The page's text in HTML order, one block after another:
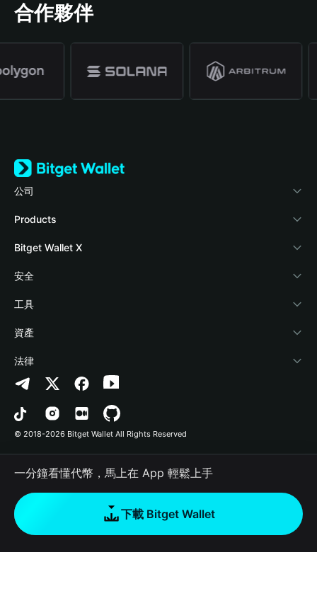
合作夥伴
公司
關於 Bitget Wallet
部落格
學院
加密資訊
幫助中心
‌聯繫我們
品牌資源
工作機會
Products
Crypto Card
Stablecoin Earn
Payfi Crypto
Crypto Swap API
Altcoin Season Index
Prediction Markets
DApp
RWA
如何購買加密貨幣
Bitget Wallet X
開發者文件
連接錢包
Bitget Wallet Pay
合作上架
安全
風險保障基金
安全防護技術
工具
快捷買幣
授權檢測
合約檢測
批次轉帳
資產
Arbitrum
Avalanche
Bitcoin
Polygon
法律
隱私協議
用戶使用協議
© 2018-2026 Bitget Wallet All Rights Reserved
一分鐘看懂代幣，馬上在 App 輕鬆上手
下載 Bitget Wallet